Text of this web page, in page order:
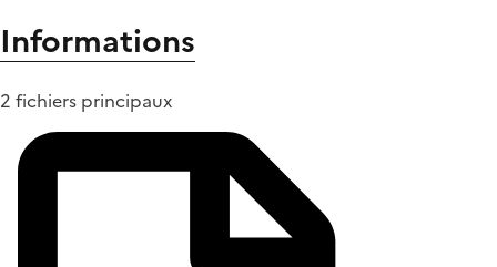
Informations
2 fichiers principaux